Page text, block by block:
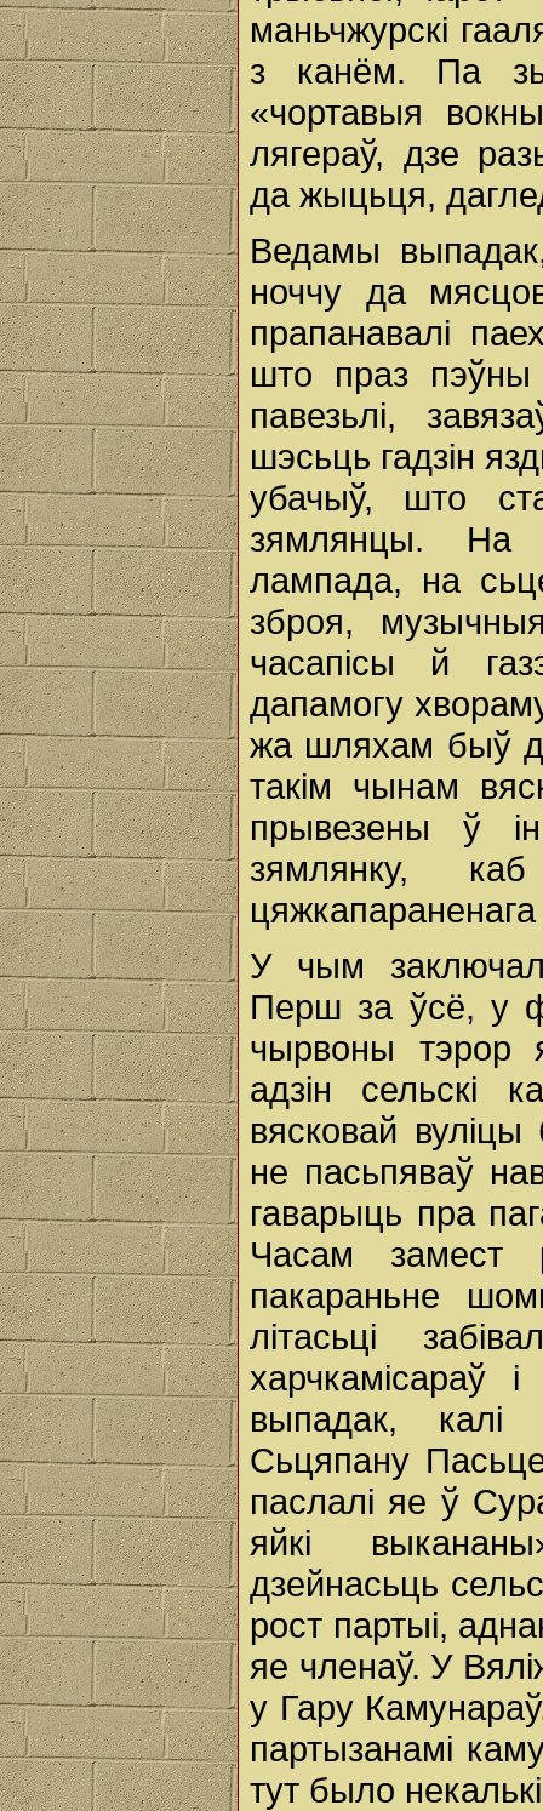
маньчжурскі
з канём. Па
«чортавыя
лягераў, дзе
да жыцьця,
Ведамы
ноччу да
прапанавалі
што праз пэўны
павезьлі,
шэсьць гадзін
убачыў, што
зямлянцы. На
лампада, на
зброя,
часапісы й
дапамогу
жа шляхам быў
такім чынам
прывезены ў
зямлянку,
У чым
Перш за ўсё, у
чырвоны тэрор
адзін сельскі
вясковай вуліцы
не пасьпяваў
гаварыць пра
Часам замест
пакараньне
літасьці
харчкамісараў
выпадак, калі
Сьцяпану
паслалі яе ў
яйкі
дзейнасьць
рост партыі,
яе членаў. У
у Гару
партызанамі
тут было